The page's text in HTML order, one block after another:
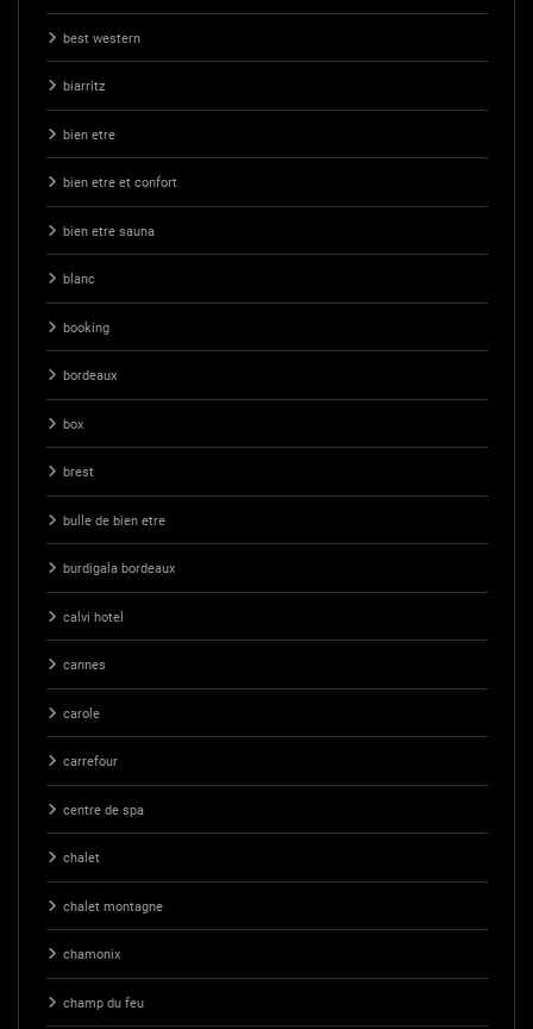
best western
biarritz
bien etre
bien etre et confort
bien etre sauna
blanc
booking
bordeaux
box
brest
bulle de bien etre
burdigala bordeaux
calvi hotel
cannes
carole
carrefour
centre de spa
chalet
chalet montagne
chamonix
champ du feu